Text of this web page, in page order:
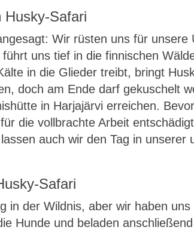
Husky-Safari
Wir rüsten uns für
uns tief in die finnischen
in die Glieder treibt, bringt
doch am Ende darf gekuschelt
in Harjajärvi erreichen.
die vollbrachte Arbeit
auch wir den Tag in
Safari
in der Wildnis, aber wir haben
Hunde und beladen